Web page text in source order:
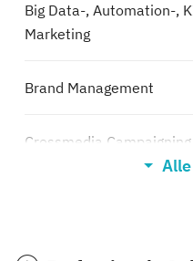
Big Data-, Automation-,
Marketing
Brand Management
Crossmedia Campaigning